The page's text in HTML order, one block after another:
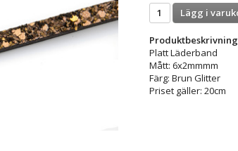
Lägg i
Platt Läderband
Mått: 6x2mmmm
Färg: Brun Glitter
​Priset gäller: 20cm